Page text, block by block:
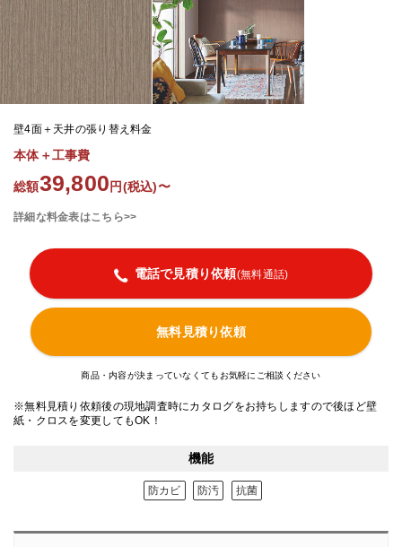
壁4面＋天井の張り替え料金
本体＋工事費
総額39,800 円(税込)〜
詳細な料金表はこちら>>
電話で見積り依頼(無料通話)
無料見積り依頼
商品・内容が決まっていなくてもお気軽にご相談ください
※無料見積り依頼後の現地調査時にカタログをお持ちしますので後ほど壁
紙・クロスを変更してもOK！
機能
防カビ 防汚 抗菌